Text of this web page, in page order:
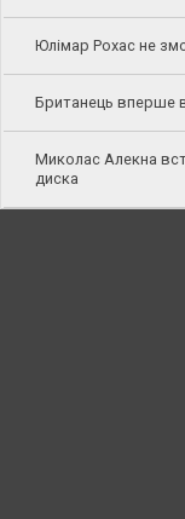
Юлімар Рохас не
Британець вперше
Миколас Алекна
диска